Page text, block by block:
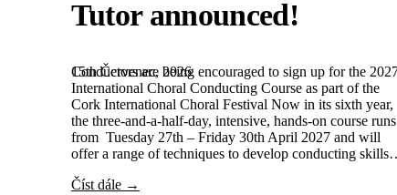
Tutor announced!
15th Červenec, 2026
Conductors are being encouraged to sign up for the
International Choral Conducting Course as part of the
Cork International Choral Festival Now in its sixth year,
the three-and-a-half-day, intensive, hands-on course runs
from Tuesday 27th – Friday 30th April 2027 and will
offer a range of techniques to develop conducting
Číst dále →